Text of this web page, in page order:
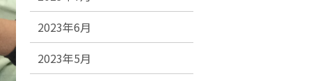
2023年6月
2023年5月